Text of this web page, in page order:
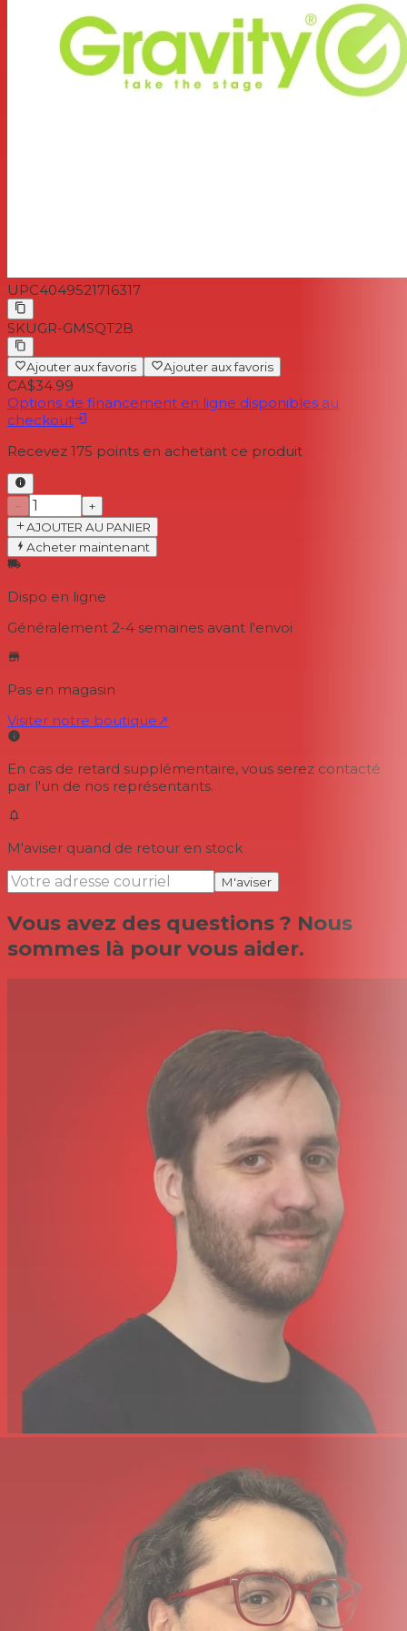
La couleur noire
Connecteur fileté : 1/4"
Longueur : 55 mm
Pack de bagues noires inclus : Oui
UPC4049521716317
SKUGR-GMSQT2B
Ajouter aux favoris Ajouter aux favoris
CA$34.99
Options de financement en ligne disponibles au
checkout
Recevez 175 points en achetant ce produit
−
+
AJOUTER AU PANIER
Acheter maintenant
Dispo en ligne
Généralement 2-4 semaines avant l'envoi
Pas en magasin
Visiter notre boutique↗
En cas de retard supplémentaire, vous serez contacté
par l'un de nos représentants.
M'aviser quand de retour en stock
M'aviser
Vous avez des questions ? Nous
sommes là pour vous aider.